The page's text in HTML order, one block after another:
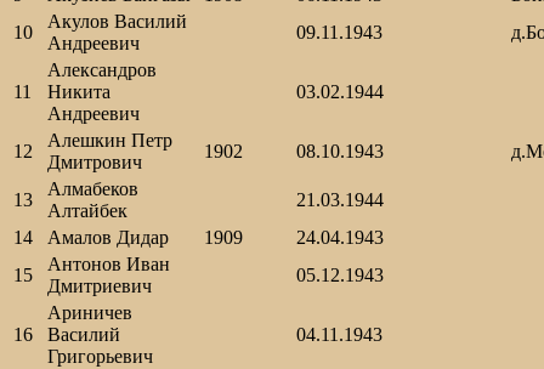
10
Акулов Василий
Андреевич
09.11.1943
11
Александров
Никита
Андреевич
03.02.1944
12
Алешкин Петр
Дмитрович
1902 08.10.1943
13
Алмабеков
Алтайбек
21.03.1944
14
Амалов Дидар 1909
24.04.1943
15
Антонов Иван
Дмитриевич
05.12.1943
16
Ариничев
Василий
Григорьевич
04.11.1943